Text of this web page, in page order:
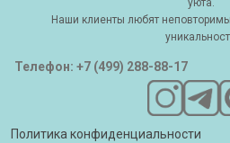
уюта.
Наши клиенты любят
Телефон: +7 (499) 288-88-17
Политика конфиденциальности